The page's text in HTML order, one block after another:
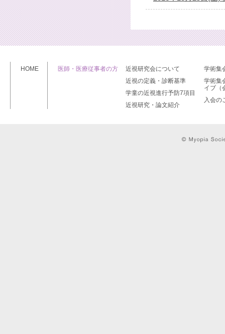
HOME 医師・医療従事者の方
近視研究会について
近視の定義・診断基準
学童の近視進行予防7項目
近視研究・論文紹介
学術集
学術集
イブ（
入会の